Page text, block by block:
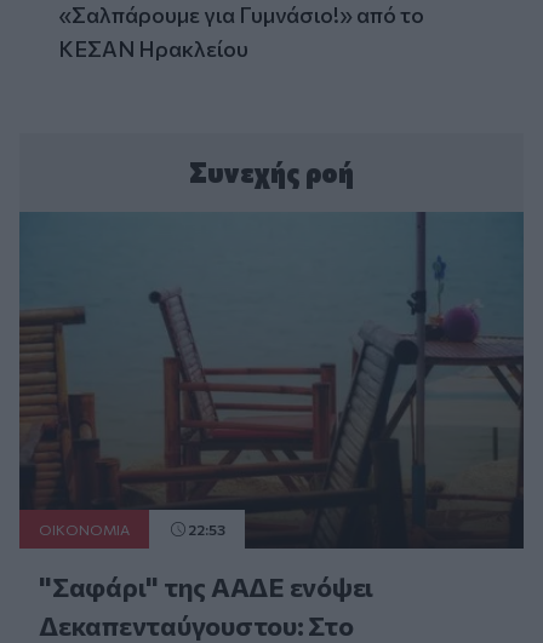
«Σαλπάρουμε για Γυμνάσιο!» από το
ΚΕΣΑΝ Ηρακλείου
Συνεχής ροή
ΟΙΚΟΝΟΜΙΑ 22:53
"Σαφάρι" της ΑΑΔΕ ενόψει
Δεκαπενταύγουστου: Στο